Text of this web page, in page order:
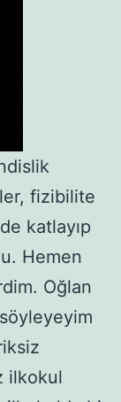
fizibilite
katlayıp
Hemen
Oğlan
ilkokul